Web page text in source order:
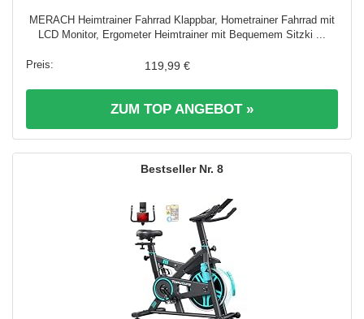
MERACH Heimtrainer Fahrrad Klappbar, Hometrainer Fahrrad mit
LCD Monitor, Ergometer Heimtrainer mit Bequemem Sitzki ...
119,99 €
ZUM TOP ANGEBOT »
8